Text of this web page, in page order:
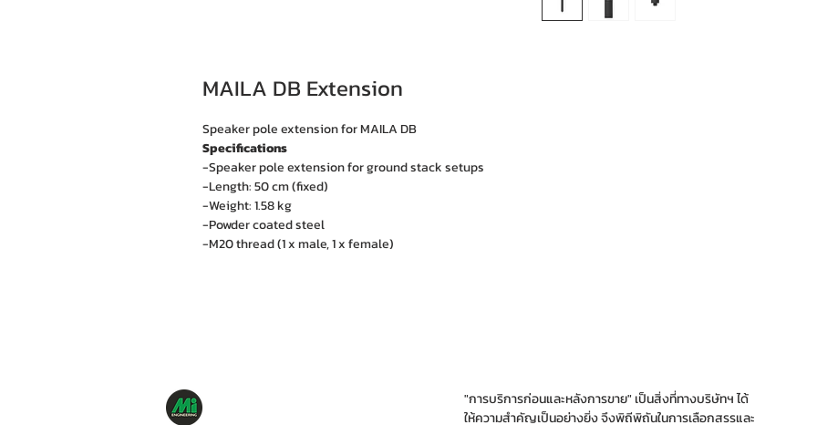
MAILA DB Extension
Speaker pole extension for MAILA DB
Specifications
-Speaker pole extension for ground stack setups
-Length: 50 cm (fixed)
-Weight: 1.58 kg
-Powder coated steel
-M20 thread (1 x male, 1 x female)
"การบริการก่อนและหลังการขาย" เป็นสิ่งที่ทางบริษัทฯ ได้
ให้ความสำคัญเป็นอย่างยิ่ง จึงพิถีพิถันในการเลือกสรรและ